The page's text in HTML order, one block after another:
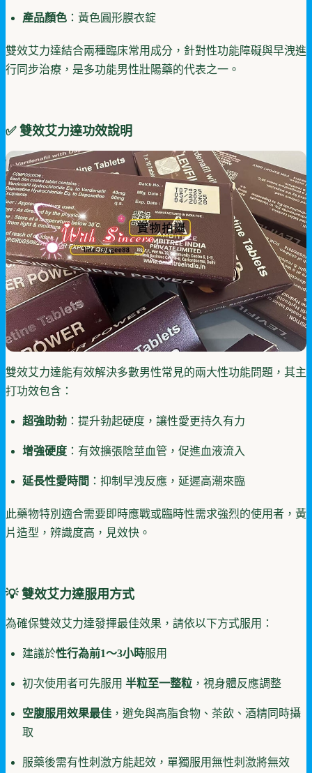
產品顏色 ：黃色圓形膜衣錠
雙效艾力達結合兩種臨床常用成分，針對性功能障礙與早洩進
行同步治療，是多功能男性壯陽藥的代表之一。
✅ 雙效艾力達功效說明
雙效艾力達能有效解決多數男性常見的兩大性功能問題，其主
打功效包含：
超強助勃 ：提升勃起硬度，讓性愛更持久有力
增強硬度 ：有效擴張陰莖血管，促進血液流入
延長性愛時間 ：抑制早洩反應，延遲高潮來臨
此藥物特別適合需要即時應戰或臨時性需求強烈的使用者，黃
片造型，辨識度高，見效快。
💡 雙效艾力達服用方式
為確保雙效艾力達發揮最佳效果，請依以下方式服用：
建議於性行為前1～3小時服用
初次使用者可先服用 半粒至一整粒 ，視身體反應調整
空腹服用效果最佳 ，避免與高脂食物、茶飲、酒精同時攝
取
服藥後需有性刺激方能起效，單獨服用無性刺激將無效